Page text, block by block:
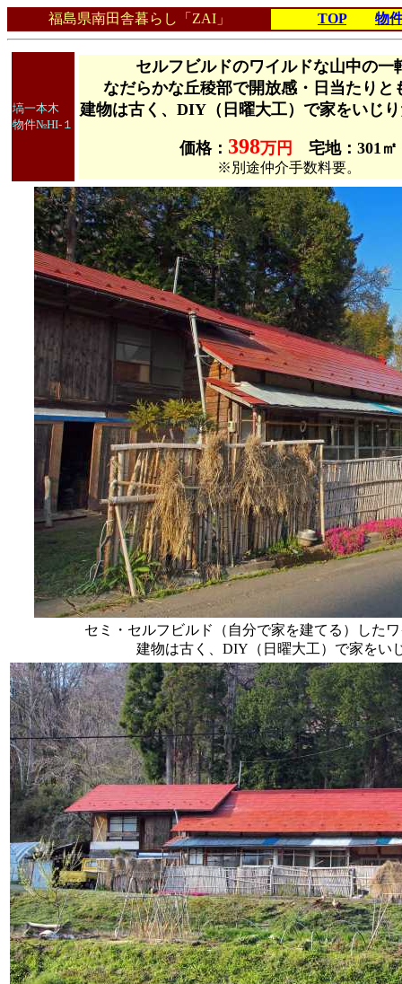
福島県南田舎暮らし「ZAI」 TOP 物
塙一本木
物件№HI-１
セルフビルドのワイルドな山中の一
なだらかな丘稜部で開放感・日当たりと
建物は古く、DIY（日曜大工）で家をいじ
価格： 398万円 宅地：301㎡
※別途仲介手数料要。
セミ・セルフビルド（自分で家を建てる）した
建物は古く、DIY（日曜大工）で家をい